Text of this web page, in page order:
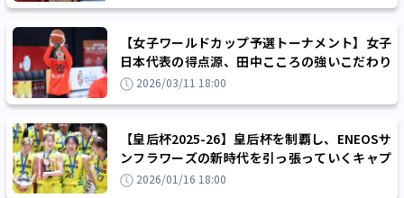
【女子ワールドカップ予選トーナメント】女子
日本代表の得点源、田中こころの強いこだわり
「シュート力は今回も引き続き見せつけたい」
2026/03/11 18:00
【皇后杯2025-26】皇后杯を制覇し、ENEOSサ
ンフラワーズの新時代を引っ張っていくキャプ
テンの星杏璃と若きエースの田中こころ
2026/01/16 18:00